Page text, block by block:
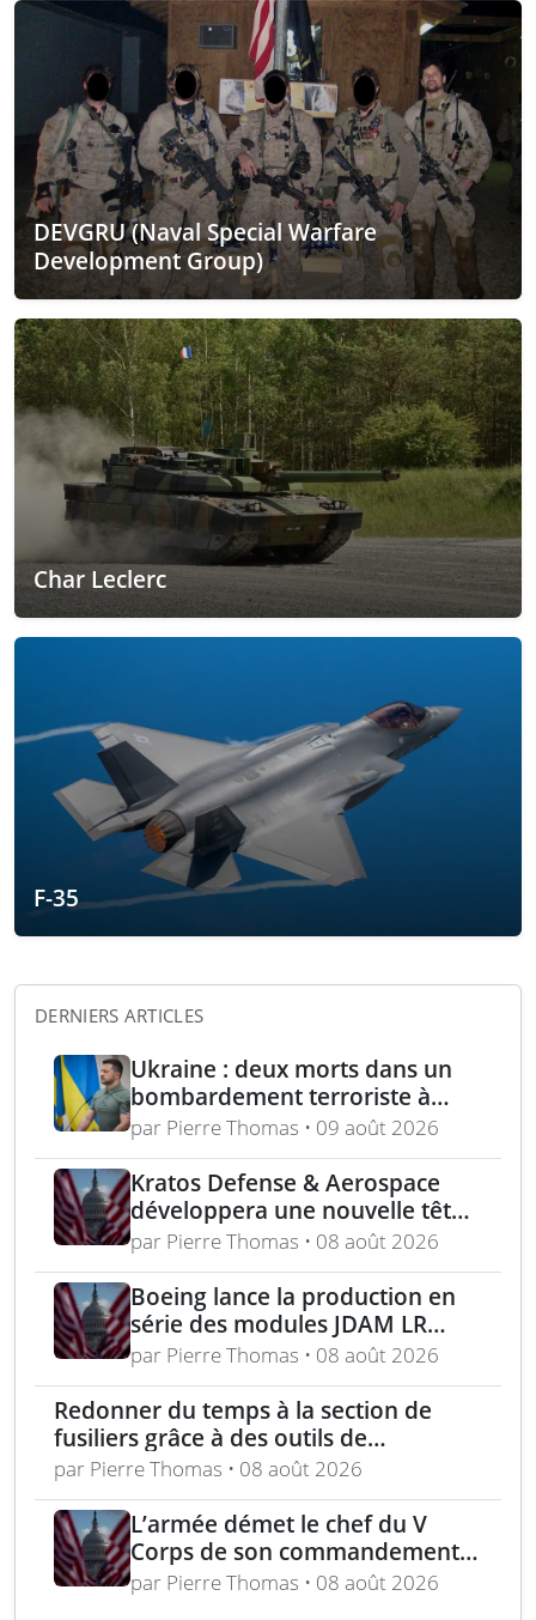
DEVGRU (Naval Special Warfare
Development Group)
Char Leclerc
F-35
DERNIERS ARTICLES
Ukraine : deux morts dans un
bombardement terroriste à
Kharkiv – acquisition turque de
lance-roquettes M270 et
missiles ATACMS
par Pierre Thomas • 09 août 2026
Kratos Defense & Aerospace
développera une nouvelle tête
chercheuse pour les missiles
FGM-148 Javelin
par Pierre Thomas • 08 août 2026
Boeing lance la production en
série des modules JDAM LR
pour frappes de précision
longue portée
par Pierre Thomas • 08 août 2026
Redonner du temps à la section de
fusiliers grâce à des outils de
planification optimisés
par Pierre Thomas • 08 août 2026
L’armée démet le chef du V
Corps de son commandement
en Europe
par Pierre Thomas • 08 août 2026